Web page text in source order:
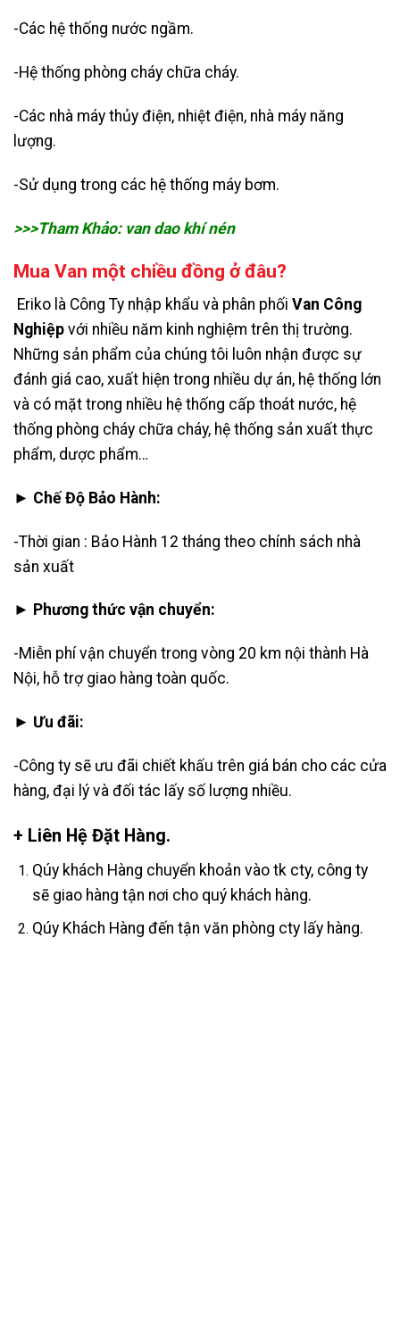
-Các hệ thống nước ngầm.
-Hệ thống phòng cháy chữa cháy.
-Các nhà máy thủy điện, nhiệt điện, nhà máy năng
lượng.
-Sử dụng trong các hệ thống máy bơm.
>>>Tham Khảo: van dao khí nén
Mua Van một chiều đồng ở đâu?
Eriko là Công Ty nhập khẩu và phân phối Van Công
Nghiệp với nhiều năm kinh nghiệm trên thị trường.
Những sản phẩm của chúng tôi luôn nhận được sự
đánh giá cao, xuất hiện trong nhiều dự án, hệ thống lớn
và có mặt trong nhiều hệ thống cấp thoát nước, hệ
thống phòng cháy chữa cháy, hệ thống sản xuất thực
phẩm, dược phẩm…
► Chế Độ Bảo Hành:
-Thời gian : Bảo Hành 12 tháng theo chính sách nhà
sản xuất
► Phương thức vận chuyển:
-Miễn phí vận chuyển trong vòng 20 km nội thành Hà
Nội, hỗ trợ giao hàng toàn quốc.
► Ưu đãi:
-Công ty sẽ ưu đãi chiết khấu trên giá bán cho các cửa
hàng, đại lý và đối tác lấy số lượng nhiều.
+ Liên Hệ Đặt Hàng.
Qúy khách Hàng chuyển khoản vào tk cty, công ty
sẽ giao hàng tận nơi cho quý khách hàng.
Qúy Khách Hàng đến tận văn phòng cty lấy hàng.